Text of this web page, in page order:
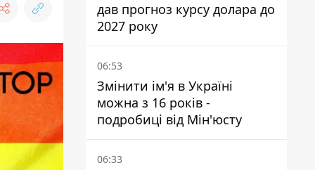
дав прогноз курсу долара до
2027 року
06:53
Змінити ім'я в Україні
можна з 16 років -
подробиці від Мін'юсту
06:33